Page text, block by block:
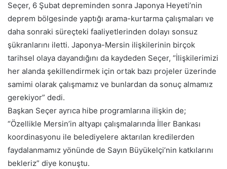
Seçer, 6 Şubat depreminden sonra Japonya Heyeti’nin
deprem bölgesinde yaptığı arama-kurtarma çalışmaları ve
daha sonraki süreçteki faaliyetlerinden dolayı sonsuz
şükranlarını iletti. Japonya-Mersin ilişkilerinin birçok
tarihsel olaya dayandığını da kaydeden Seçer, “İlişkilerimizi
her alanda şekillendirmek için ortak bazı projeler üzerinde
samimi olarak çalışmamız ve bunlardan da sonuç almamız
gerekiyor” dedi.
Başkan Seçer ayrıca hibe programlarına ilişkin de;
“Özellikle Mersin’in altyapı çalışmalarında İller Bankası
koordinasyonu ile belediyelere aktarılan kredilerden
faydalanmamız yönünde de Sayın Büyükelçi’nin katkılarını
bekleriz” diye konuştu.